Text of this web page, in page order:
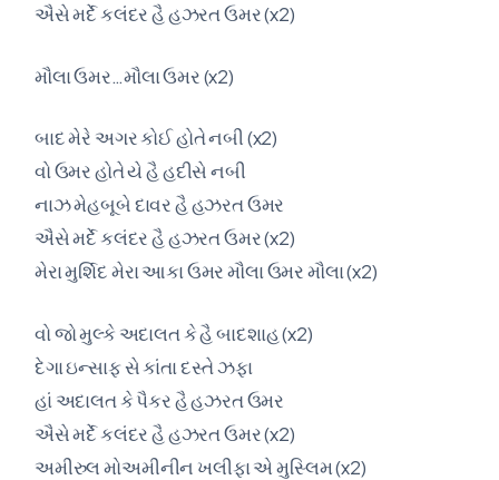
ઐસે મર્દે કલંદર હૈ હઝરત ઉમર (x2)
મૌલા ઉમર…મૌલા ઉમર (x2)
બાદ મેરે અગર કોઈ હોતે નબી (x2)
વો ઉમર હોતે યે હૈ હદીસે નબી
નાઝ મેહબૂબે દાવર હૈ હઝરત ઉમર
ઐસે મર્દે કલંદર હૈ હઝરત ઉમર (x2)
મેરા મુર્શિદ મેરા આકા ઉમર મૌલા ઉમર મૌલા (x2)
વો જો મુલ્કે અદાલત કે હૈ બાદશાહ (x2)
દેગા ઇન્સાફ સે કાંતા દસ્તે ઝફા
હાં અદાલત કે પૈકર હૈ હઝરત ઉમર
ઐસે મર્દે કલંદર હૈ હઝરત ઉમર (x2)
અમીરુલ મોઅમીનીન ખલીફા એ મુસ્લિમ (x2)